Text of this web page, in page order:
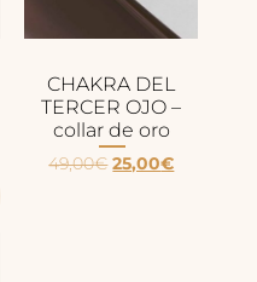
CHAKRA DEL
TERCER OJO –
collar de oro
49,00€ 25,00€